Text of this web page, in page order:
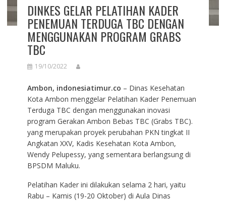
DINKES GELAR PELATIHAN KADER
PENEMUAN TERDUGA TBC DENGAN
MENGGUNAKAN PROGRAM GRABS
TBC
19/10/2022
Ambon, indonesiatimur.co – Dinas Kesehatan
Kota Ambon menggelar Pelatihan Kader Penemuan
Terduga TBC dengan menggunakan inovasi
program Gerakan Ambon Bebas TBC (Grabs TBC).
yang merupakan proyek perubahan PKN tingkat II
Angkatan XXV, Kadis Kesehatan Kota Ambon,
Wendy Pelupessy, yang sementara berlangsung di
BPSDM Maluku.
Pelatihan Kader ini dilakukan selama 2 hari, yaitu
Rabu – Kamis (19-20 Oktober) di Aula Dinas